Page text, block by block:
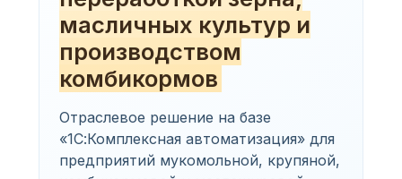
масличных культур и
производством
комбикормов
Отраслевое решение на базе
«1С:Комплексная автоматизация» для
предприятий мукомольной, крупяной,